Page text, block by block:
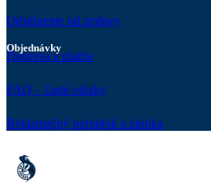
Odstúpenie od zmluvy
Objednávky
Doprava a platba
FAQ – časté otázky
Reklamačný poriadok a záruka